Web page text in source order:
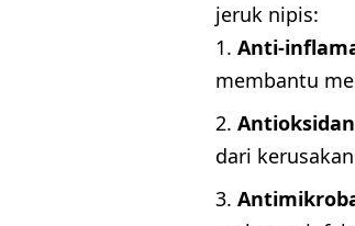
jeruk nipis:
Anti-
membantu
Antioksidan
dari